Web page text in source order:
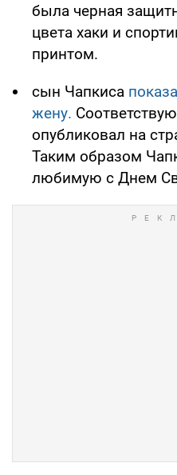
была черная
цвета хаки и
принтом.
сын Чапкиса
жену.
опубликовал на
Таким образом
любимую с Днем